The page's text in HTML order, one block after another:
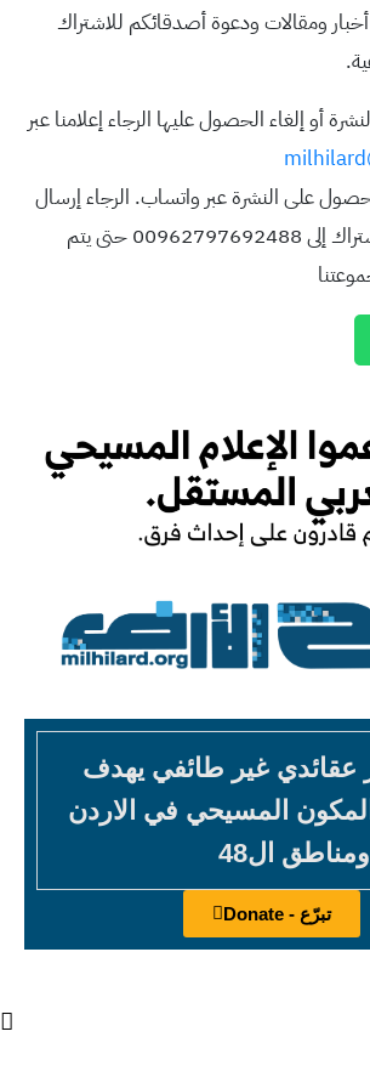
ومقالات ودعوة أصدقائكم للاشتراك
أو إلغاء الحصول عليها الرجاء إعلامنا عبر
على النشرة عبر واتساب. الرجاء إرسال
الاسم وكلمة اشتراك إلى 00962797692488 حتى يتم
عقائدي غير طائفي يهدف
المسيحي في الاردن
ال48
تبرّع - Donate